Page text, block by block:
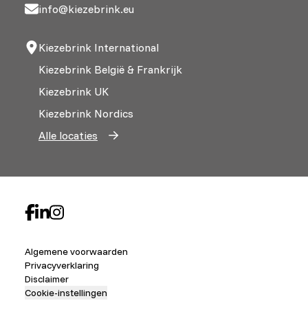
info@kiezebrink.eu
Kiezebrink International
Kiezebrink België & Frankrijk
Kiezebrink UK
Kiezebrink Nordics
Alle locaties
Algemene voorwaarden
Privacyverklaring
Disclaimer
Cookie-instellingen